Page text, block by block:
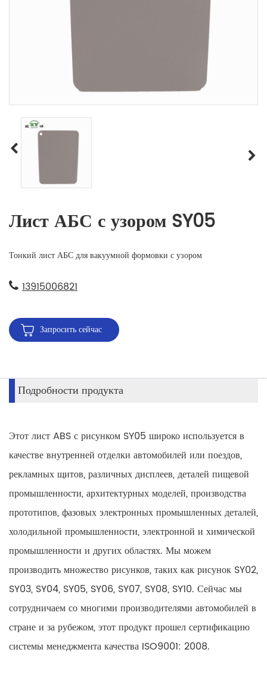
Лист АБС с узором SY05
Тонкий лист АБС для вакуумной формовки с узором
13915006821
Запросить сейчас
Подробности продукта
Этот лист ABS с рисунком SY05 широко используется в
качестве внутренней отделки автомобилей или поездов,
рекламных щитов, различных дисплеев, деталей пищевой
промышленности, архитектурных моделей, производства
прототипов, фазовых электронных промышленных деталей,
холодильной промышленности, электронной и химической
промышленности и других областях. Мы можем
производить множество рисунков, таких как рисунок SY02,
SY03, SY04, SY05, SY06, SY07, SY08, SY10. Сейчас мы
сотрудничаем со многими производителями автомобилей в
стране и за рубежом, этот продукт прошел сертификацию
системы менеджмента качества ISO9001: 2008.